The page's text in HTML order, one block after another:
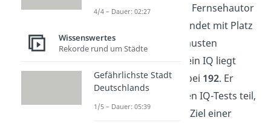
Der US-amerikanische Fernsehautor
beendet mit Platz
10 die Top 10 der schlausten
Menschen der Welt. Sein IQ liegt
Schätzungen zufolge bei 192. Er
nahm an verschiedenen IQ-Tests teil,
mit dem persönlichen Ziel einer
4/4 – Dauer: 02:27
Wissenswertes
Rekorde rund um Städte
Gefährlichste Stadt
Deutschlands
1/5 – Dauer: 05:39